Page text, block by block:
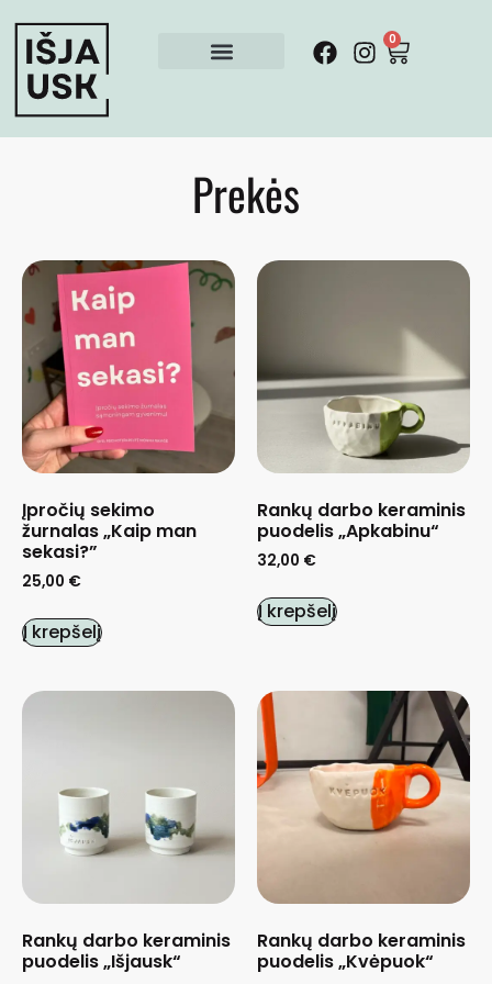
0
Prekės
Įpročių sekimo
žurnalas „Kaip man
sekasi?”
25,00 €
Į krepšelį
Rankų darbo keraminis
puodelis „Apkabinu“
32,00 €
Į krepšelį
Rankų darbo keraminis
puodelis „Išjausk“
Rankų darbo keraminis
puodelis „Kvėpuok“